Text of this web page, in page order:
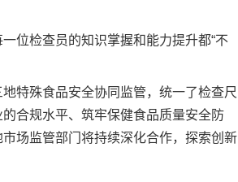
检查员的知识掌握和能力提升都“不
特殊食品安全协同监管，统一了检查尺
合规水平、筑牢保健食品质量安全防
场监管部门将持续深化合作，探索创新